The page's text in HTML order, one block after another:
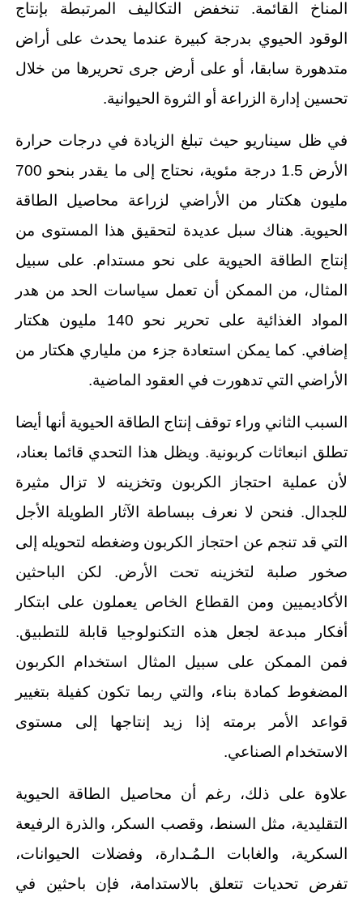
المناخ القائمة. تنخفض التكاليف المرتبطة بإنتاج
الوقود الحيوي بدرجة كبيرة عندما يحدث على أراض
متدهورة سابقا، أو على أرض جرى تحريرها من خلال
تحسين إدارة الزراعة أو الثروة الحيوانية.
في ظل سيناريو حيث تبلغ الزيادة في درجات حرارة
الأرض 1.5 درجة مئوية، نحتاج إلى ما يقدر بنحو 700
مليون هكتار من الأراضي لزراعة محاصيل الطاقة
الحيوية. هناك سبل عديدة لتحقيق هذا المستوى من
إنتاج الطاقة الحيوية على نحو مستدام. على سبيل
المثال، من الممكن أن تعمل سياسات الحد من هدر
المواد الغذائية على تحرير نحو 140 مليون هكتار
إضافي. كما يمكن استعادة جزء من ملياري هكتار من
الأراضي التي تدهورت في العقود الماضية.
السبب الثاني وراء توقف إنتاج الطاقة الحيوية أنها أيضا
تطلق انبعاثات كربونية. ويظل هذا التحدي قائما بعناد،
لأن عملية احتجاز الكربون وتخزينه لا تزال مثيرة
للجدال. فنحن لا نعرف ببساطة الآثار الطويلة الأجل
التي قد تنجم عن احتجاز الكربون وضغطه لتحويله إلى
صخور صلبة لتخزينه تحت الأرض. لكن الباحثين
الأكاديميين ومن القطاع الخاص يعملون على ابتكار
أفكار مبدعة لجعل هذه التكنولوجيا قابلة للتطبيق.
فمن الممكن على سبيل المثال استخدام الكربون
المضغوط كمادة بناء، والتي ربما تكون كفيلة بتغيير
قواعد الأمر برمته إذا زيد إنتاجها إلى مستوى
الاستخدام الصناعي.
علاوة على ذلك، رغم أن محاصيل الطاقة الحيوية
التقليدية، مثل السنط، وقصب السكر، والذرة الرفيعة
السكرية، والغابات الـمُـدارة، وفضلات الحيوانات،
تفرض تحديات تتعلق بالاستدامة، فإن باحثين في